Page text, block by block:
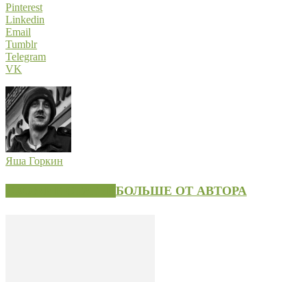
Pinterest
Linkedin
Email
Tumblr
Telegram
VK
Яша Горкин
БОЛЬШЕ ОТ АВТОРА